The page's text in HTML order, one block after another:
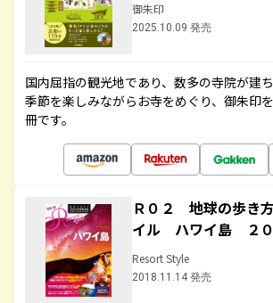
御朱印
2025.10.09 発売
国内屈指の観光地であり、数多の寺院が建
季節を楽しみながらお寺をめぐり、御朱印
冊です。
Ｒ０２ 地球の歩き
イル ハワイ島 ２０
Resort Style
2018.11.14 発売